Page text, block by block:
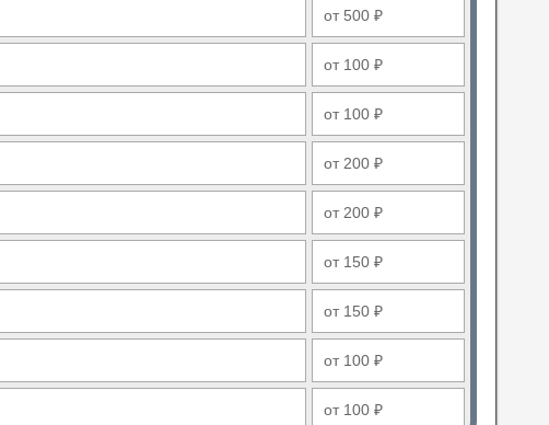
от 500 ₽
от 100 ₽
от 100 ₽
от 200 ₽
от 200 ₽
от 150 ₽
от 150 ₽
от 100 ₽
от 100 ₽